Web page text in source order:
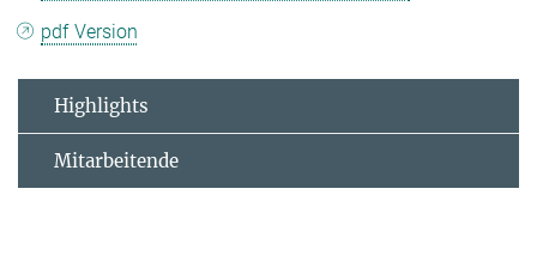
pdf Version
Highlights
Mitarbeitende